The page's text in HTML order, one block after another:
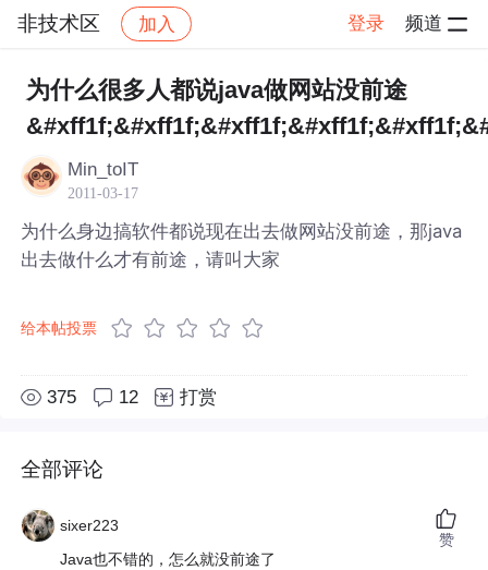
非技术区 加入 登录 频道
社区 非技术区 帖子详情
为什么很多人都说java做网站没前途
Min_toIT
2011-03-17
为什么身边搞软件都说现在出去做网站没前途，那java
出去做什么才有前途，请叫大家
给本帖投票
375 12 打赏
全部评论
sixer223
Java也不错的，怎么就没前途了
赞